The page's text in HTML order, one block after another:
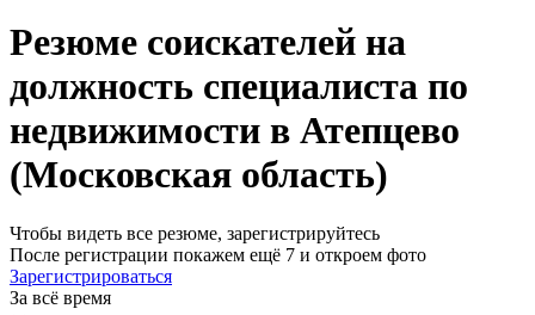
Резюме соискателей на
должность специалиста по
недвижимости в Атепцево
(Московская область)
Чтобы видеть все резюме, зарегистрируйтесь
После регистрации покажем ещё 7 и откроем фото
Зарегистрироваться
За всё время